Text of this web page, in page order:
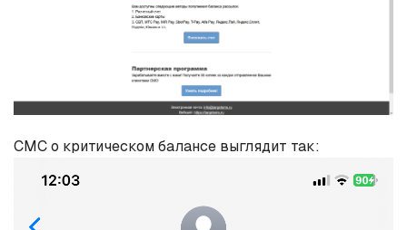
СМС о критическом балансе выглядит так: